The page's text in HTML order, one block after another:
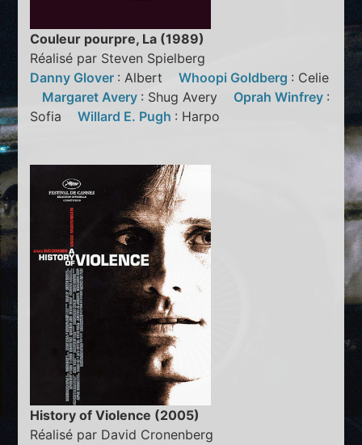
Couleur pourpre, La (1989)
Réalisé par Steven Spielberg
Danny Glover : AlbertWhoopi Goldberg : Celie
Margaret Avery : Shug Avery Oprah Winfrey :
SofiaWillard E. Pugh : Harpo
History of Violence (2005)
Réalisé par David Cronenberg